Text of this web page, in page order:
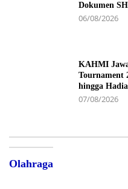
Dokumen
06/08/2026
KAHMI
Tournament
hingga
07/08/2026
Olahraga